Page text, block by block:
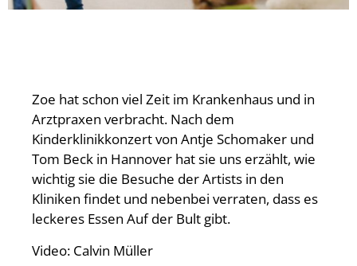
Zoe hat schon viel Zeit im Krankenhaus und in
Arztpraxen verbracht. Nach dem
Kinderklinikkonzert von Antje Schomaker und
Tom Beck in Hannover hat sie uns erzählt, wie
wichtig sie die Besuche der Artists in den
Kliniken findet und nebenbei verraten, dass es
leckeres Essen Auf der Bult gibt.
Video: Calvin Müller